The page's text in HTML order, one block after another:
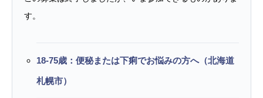
す。
18-75歳：便秘または下痢でお悩みの方へ（北海道
札幌市）